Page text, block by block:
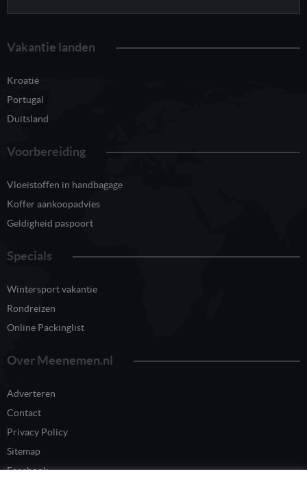
Vakantie landen
Kroatië
Portugal
Duitsland
Voorbereiding
Vloeistoffen in handbagage
Koffer aankoopadvies
Geldigheid paspoort
Specials
Wintersport vakantie
Rondreizen
Online Packinglist
Over Meenemen.nl
Adverteren
Contact
Privacy Policy
Sitemap
Facebook